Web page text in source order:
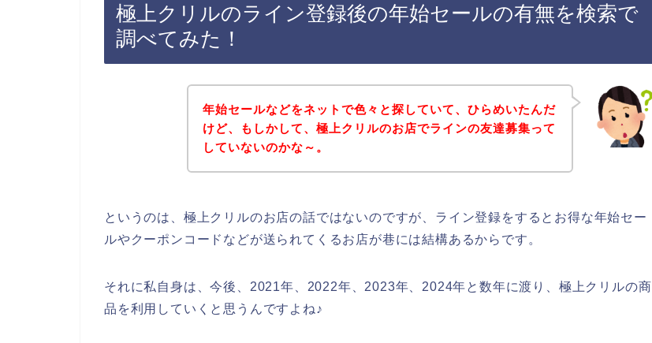
極上クリルのライン登録後の年始セールの有無を検索で
調べてみた！
年始セールなどをネットで色々と探していて、ひらめいたんだ
けど、もしかして、極上クリルのお店でラインの友達募集って
していないのかな～。
というのは、極上クリルのお店の話ではないのですが、ライン登録をするとお得な年始セー
ルやクーポンコードなどが送られてくるお店が巷には結構あるからです。
それに私自身は、今後、2021年、2022年、2023年、2024年と数年に渡り、極上クリルの商
品を利用していくと思うんですよね♪